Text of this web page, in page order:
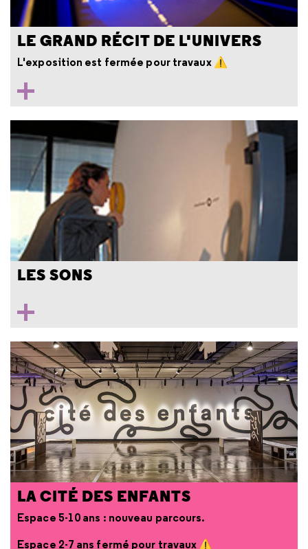
LE GRAND RÉCIT DE L'UNIVERS
L'exposition est fermée pour travaux ⚠️
LES SONS
LA CITÉ DES ENFANTS
Espace 5-10 ans : nouveau parcours.
Espace 2-7 ans fermé pour travaux ⚠️